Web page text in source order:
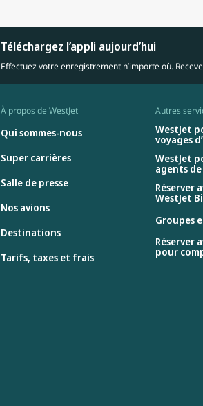
Téléchargez l’appli aujourd’hui
Effectuez votre enregistrement n’importe où.
À propos de WestJet
Qui sommes-nous
Super carrières
Salle de presse
Nos avions
Destinations
Tarifs, taxes et frais
Autres
WestJet
voyages
WestJet
agents
Réserver
WestJet
Groupes
Réserver
pour